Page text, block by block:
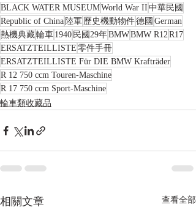
BLACK WATER MUSEUMWorld War II 中華民國
Republic of China 陸軍 歷史機動物件德國 German
熱機典藏輪車 1940 民國29年BMWBMW R12R17
ERSATZTEILLISTE 零件手冊
ERSATZTEILLISTE Für DIE BMW Krafträder
R 12 750 ccm Touren-Maschine
R 17 750 ccm Sport-Maschine
輪車類收藏品
相關文章 查看全部